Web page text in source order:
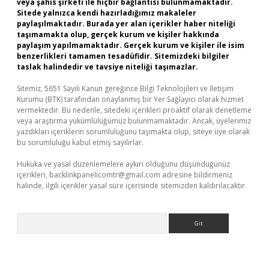
veya şahıs şirketi ile hiçbir bağlantısı bulunmamaktadır.
Sitede yalnızca kendi hazırladığımız makaleler
paylaşılmaktadır. Burada yer alan içerikler haber niteliği
taşımamakta olup, gerçek kurum ve kişiler hakkında
paylaşım yapılmamaktadır. Gerçek kurum ve kişiler ile isim
benzerlikleri tamamen tesadüfidir. Sitemizdeki bilgiler
taslak halindedir ve tavsiye niteliği taşımazlar.
Sitemiz, 5651 Sayılı Kanun gereğince Bilgi Teknolojileri ve İletişim
Kurumu (BTK) tarafından onaylanmış bir Yer Sağlayıcı olarak hizmet
vermektedir. Bu nedenle, sitedeki içerikleri proaktif olarak denetleme
veya araştırma yükümlülüğümüz bulunmamaktadır. Ancak, üyelerimiz
yazdıkları içeriklerin sorumluluğunu taşımakta olup, siteye üye olarak
bu sorumluluğu kabul etmiş sayılırlar.
Hukuka ve yasal düzenlemelere aykırı olduğunu düşündüğünüz
içerikleri, backlinkpanelicomtr@gmail.com adresine bildirmeniz
halinde, ilgili içerikler yasal süre içerisinde sitemizden kaldırılacaktır.